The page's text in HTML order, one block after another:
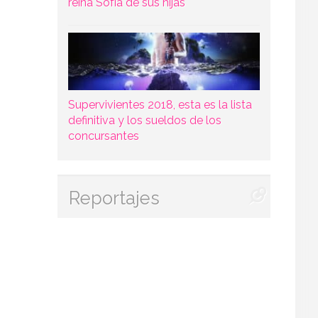
Supervivientes 2018, esta es la lista
definitiva y los sueldos de los
concursantes
Reportajes